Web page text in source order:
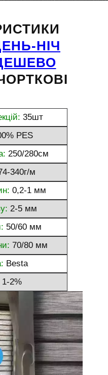
НІЧ
35шт
PES
250/280см
340г/м
0,2-1 мм
2-5 мм
50/60 мм
70/80 мм
Besta
1-2%